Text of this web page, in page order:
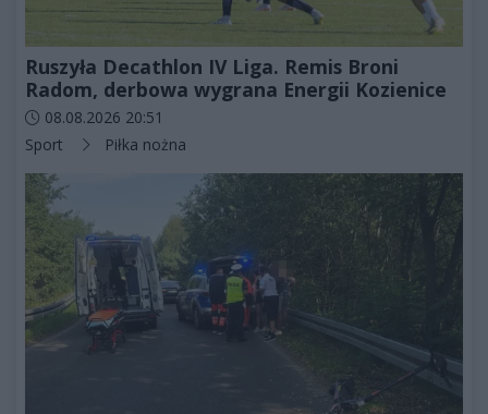
Ruszyła Decathlon IV Liga. Remis Broni
Radom, derbowa wygrana Energii Kozienice
Data dodania artykułu:
08.08.2026 20:51
Kategorie artykułu:
Sport Piłka nożna